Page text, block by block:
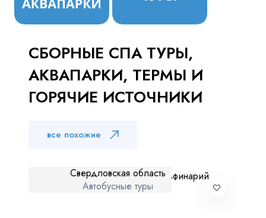
СБОРНЫЕ СПА ТУРЫ,
АКВАПАРКИ, ТЕРМЫ И
ГОРЯЧИЕ ИСТОЧНИКИ
все похожие
Свердловская область
Автобусные туры
Куда бы Вы хотели отправиться?